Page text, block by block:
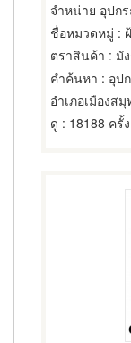
จำหน่าย อุปก
ชื่อหมวดหมู่ :
ตราสินค้า : มั
คำค้นหา : อุป
อำเภอเมืองส
ดู : 18188 ครั้ง